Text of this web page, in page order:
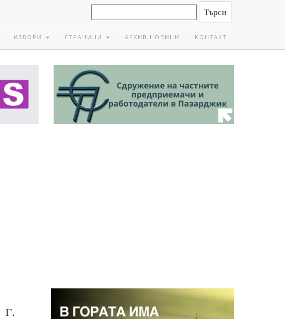
ИЗБОРИ СТРАНИЦИ АРХИВ НОВИНИ КОНТАКТ